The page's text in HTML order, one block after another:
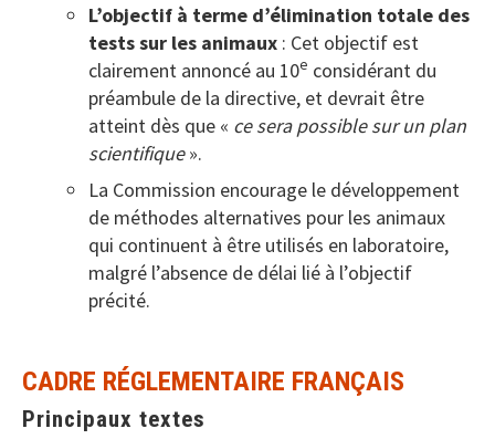
L’objectif à terme d’élimination totale des
tests sur les animaux : Cet objectif est
clairement annoncé au 10e considérant du
préambule de la directive, et devrait être
atteint dès que « ce sera possible sur un plan
scientifique».
La Commission encourage le développement
de méthodes alternatives pour les animaux
qui continuent à être utilisés en laboratoire,
malgré l’absence de délai lié à l’objectif
précité.
CADRE RÉGLEMENTAIRE FRANÇAIS
Principaux textes